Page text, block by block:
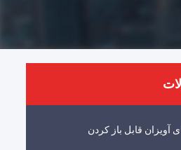
آویزان قابل باز کردن